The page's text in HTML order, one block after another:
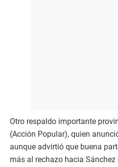
Otro respaldo importante
(Acción Popular), quien
aunque advirtió que buena
más al rechazo hacia